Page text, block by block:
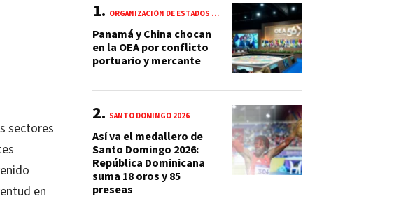
sectores
en
ORGANIZACIÓN DE ESTADOS AMERICANOS (OEA)
Panamá y China chocan
en la OEA por conflicto
portuario y mercante
SANTO DOMINGO 2026
Así va el medallero de
Santo Domingo 2026:
República Dominicana
suma 18 oros y 85
preseas